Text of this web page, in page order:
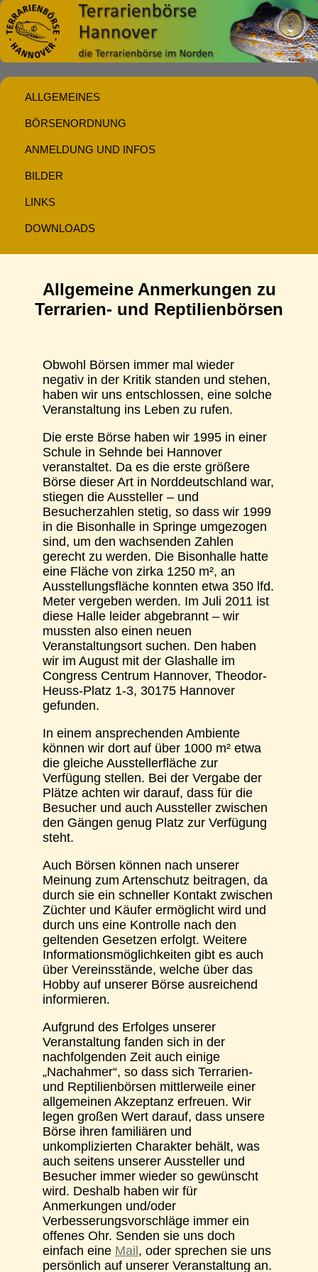
ALLGEMEINES
BÖRSENORDNUNG
ANMELDUNG UND INFOS
BILDER
LINKS
DOWNLOADS
Allgemeine Anmerkungen zu
Terrarien- und Reptilienbörsen
Obwohl Börsen immer mal wieder
negativ in der Kritik standen und stehen,
haben wir uns entschlossen, eine solche
Veranstaltung ins Leben zu rufen.
Die erste Börse haben wir 1995 in einer
Schule in Sehnde bei Hannover
veranstaltet. Da es die erste größere
Börse dieser Art in Norddeutschland war,
stiegen die Aussteller – und
Besucherzahlen stetig, so dass wir 1999
in die Bisonhalle in Springe umgezogen
sind, um den wachsenden Zahlen
gerecht zu werden. Die Bisonhalle hatte
eine Fläche von zirka 1250 m², an
Ausstellungsfläche konnten etwa 350 lfd.
Meter vergeben werden. Im Juli 2011 ist
diese Halle leider abgebrannt – wir
mussten also einen neuen
Veranstaltungsort suchen. Den haben
wir im August mit der Glashalle im
Congress Centrum Hannover, Theodor-
Heuss-Platz 1-3, 30175 Hannover
gefunden.
In einem ansprechenden Ambiente
können wir dort auf über 1000 m² etwa
die gleiche Ausstellerfläche zur
Verfügung stellen. Bei der Vergabe der
Plätze achten wir darauf, dass für die
Besucher und auch Aussteller zwischen
den Gängen genug Platz zur Verfügung
steht.
Auch Börsen können nach unserer
Meinung zum Artenschutz beitragen, da
durch sie ein schneller Kontakt zwischen
Züchter und Käufer ermöglicht wird und
durch uns eine Kontrolle nach den
geltenden Gesetzen erfolgt. Weitere
Informationsmöglichkeiten gibt es auch
über Vereinsstände, welche über das
Hobby auf unserer Börse ausreichend
informieren.
Aufgrund des Erfolges unserer
Veranstaltung fanden sich in der
nachfolgenden Zeit auch einige
„Nachahmer“, so dass sich Terrarien-
und Reptilienbörsen mittlerweile einer
allgemeinen Akzeptanz erfreuen. Wir
legen großen Wert darauf, dass unsere
Börse ihren familiären und
unkomplizierten Charakter behält, was
auch seitens unserer Aussteller und
Besucher immer wieder so gewünscht
wird. Deshalb haben wir für
Anmerkungen und/oder
Verbesserungsvorschläge immer ein
offenes Ohr. Senden sie uns doch
einfach eine Mail, oder sprechen sie uns
persönlich auf unserer Veranstaltung an.